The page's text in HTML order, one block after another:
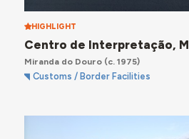
HIGHLIGHT
Centro de Interpretação,
Miranda do Douro(c. 1975)
Customs / Border Facilities